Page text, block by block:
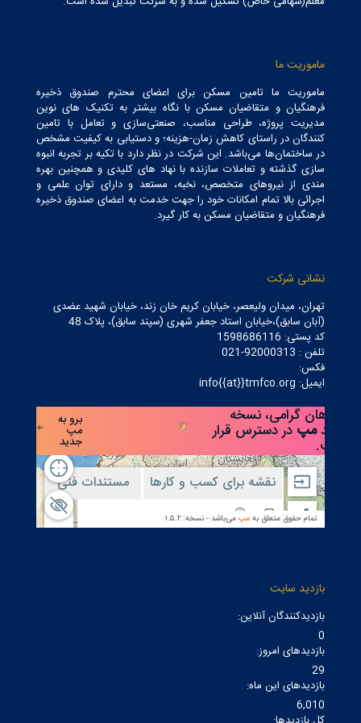
ماموریت ما
ماموریت ما تامین مسکن برای اعضای محترم صندوق ذخیره
فرهنگیان و متقاضیان مسکن با نگاه بیشتر به تکنیک های نوین
مدیریت پروژه، طراحی مناسب، صنعتی‌سازی و تعامل با تامین
کنندگان در راستای کاهش زمان-هزینه؛ و دستیابی به کیفیت مشخص
در ساختمان‌ها می‌باشد. این شرکت در نظر دارد با تکیه بر تجربه انبوه
سازی گذشته و تعاملات سازنده با نهاد های کلیدی و همچنین بهره
مندی از نیروهای متخصص، نخبه، مستعد و دارای توان علمی و
اجرائی بالا تمام امکانات خود را جهت خدمت به اعضای صندوق ذخیره
فرهنگیان و متقاضیان مسکن به کار گیرد.
نشانی شرکت
تهران، میدان ولیعصر، خیابان کریم خان زند، خیابان شهید عضدی
(آبان سابق)،خیابان استاد جعفر شهری (سپند سابق)، پلاک 48
کد پستی: 1598686116
تلفن : 92000313-021
فکس:
ایمیل: info{{at}}tmfco.org
بازدید سایت
بازدیدکنندگان آنلاین:
0
بازدیدهای امروز:
29
بازدیدهای این ماه:
6,010